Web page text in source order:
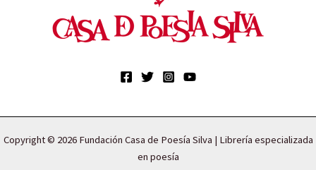
Copyright © 2026 Fundación Casa de Poesía Silva | Librería especializada
en poesía